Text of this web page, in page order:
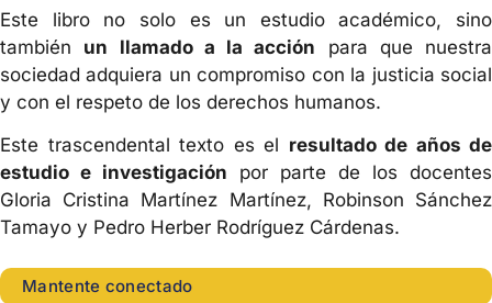
Este libro no solo es un estudio académico, sino
también un llamado a la acción para que nuestra
sociedad adquiera un compromiso con la justicia social
y con el respeto de los derechos humanos.
Este trascendental texto es el resultado de años de
estudio e investigación por parte de los docentes
Gloria Cristina Martínez Martínez, Robinson Sánchez
Tamayo y Pedro Herber Rodríguez Cárdenas.
Mantente conectado